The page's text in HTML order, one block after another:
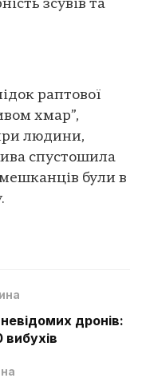
зсувів та
раптової
хмар”,
людини,
спустошила
були в
дронів: